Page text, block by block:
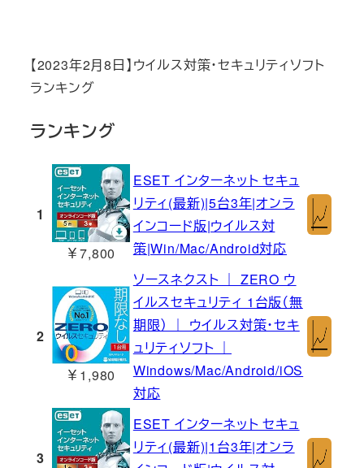
【2023年2月8日】ウイルス対策・セキュリティソフト
ランキング
ランキング
1
￥7,800
ESET インターネット セキュ
リティ(最新)|5台3年|オンラ
インコード版|ウイルス対
策|Win/Mac/Android対応
2
￥1,980
ソースネクスト ｜ ZERO ウ
イルスセキュリティ 1台版（無
期限） ｜ ウイルス対策・セキ
ュリティソフト ｜
Windows/Mac/Android/iOS
対応
3
ESET インターネット セキュ
リティ(最新)|1台3年|オンラ